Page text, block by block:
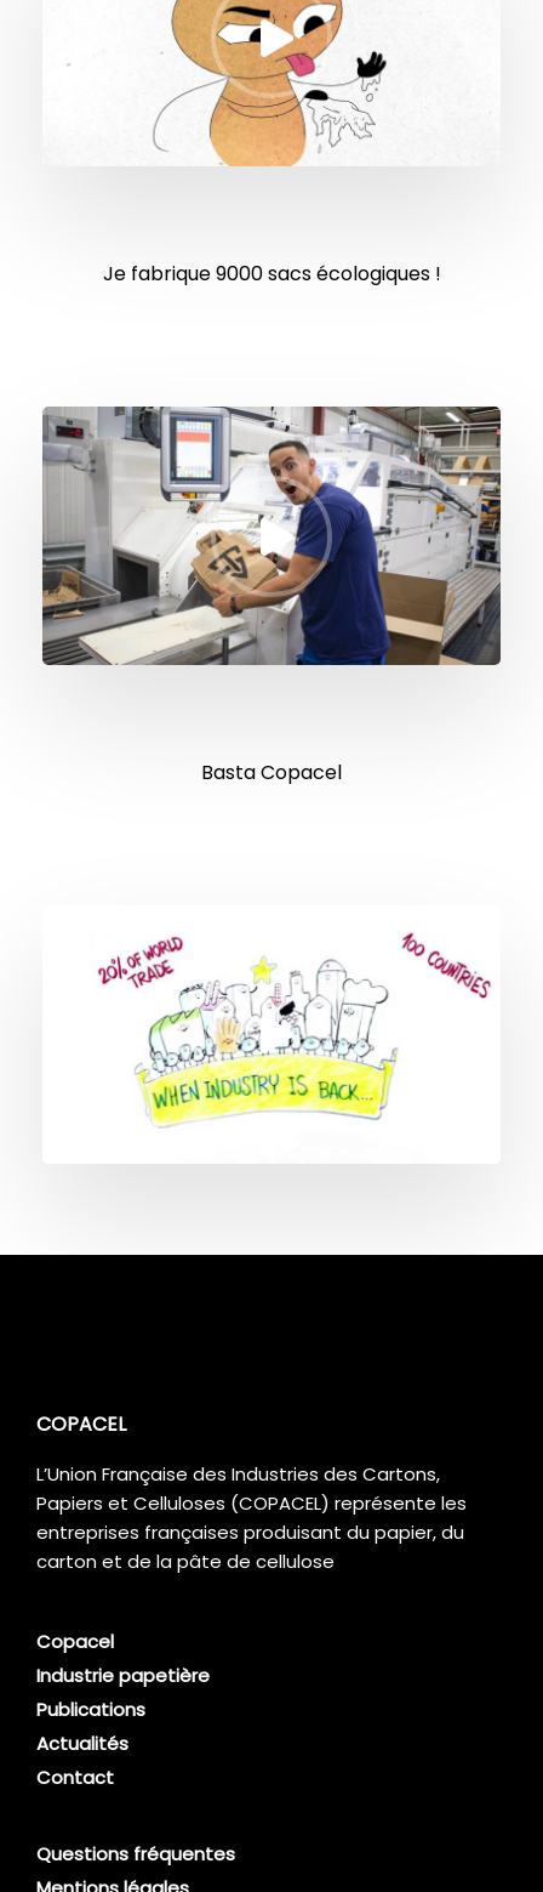
Je fabrique 9000 sacs écologiques !
Basta Copacel
COPACEL
L’Union Française des Industries des Cartons,
Papiers et Celluloses (COPACEL) représente les
entreprises françaises produisant du papier, du
carton et de la pâte de cellulose
Copacel
Industrie papetière
Publications
Actualités
Contact
Questions fréquentes